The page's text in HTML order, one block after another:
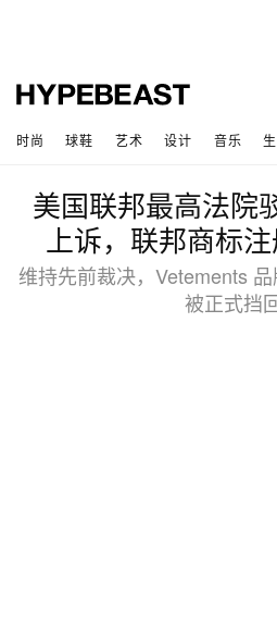
时尚 球鞋 艺术 设计 音乐
美国联邦最高法院
上诉，联邦商标
维持先前裁决，Vetements
被正式挡回